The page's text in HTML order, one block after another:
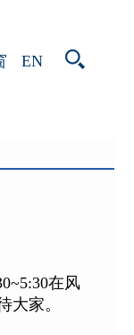
EN
在风
大家。